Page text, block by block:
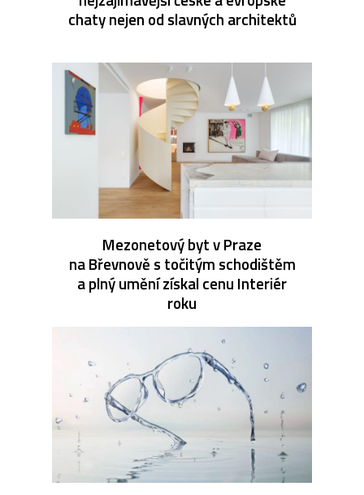
chaty nejen od slavných architektů
Mezonetový byt v Praze
na Břevnově s točitým schodištěm
a plný umění získal cenu Interiér
roku